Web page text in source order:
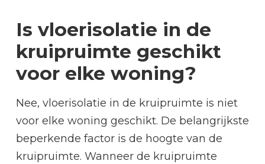
Is vloerisolatie in de
kruipruimte geschikt
voor elke woning?
Nee, vloerisolatie in de kruipruimte is niet
voor elke woning geschikt. De belangrijkste
beperkende factor is de hoogte van de
kruipruimte. Wanneer de kruipruimte